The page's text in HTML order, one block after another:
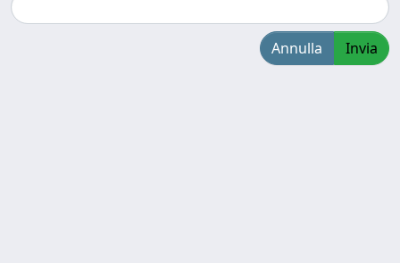
Annulla Invia